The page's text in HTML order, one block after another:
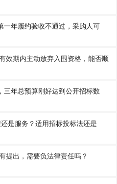
一年履约验收不通过，采购人可
效期内主动放弃入围资格，能否顺
三年总预算刚好达到公开招标数
是服务？适用招标投标法还是
提出，需要负法律责任吗？